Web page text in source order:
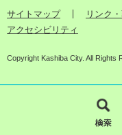
サイトマップ リンク
アクセシビリティ
Copyright Kashiba City. All Rights